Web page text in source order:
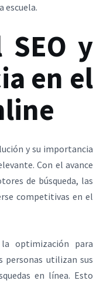
escuela.
y
en el
y su importancia
Con el avance
de búsqueda, las
competitivas en el
optimización para
personas utilizan sus
en línea. Esto